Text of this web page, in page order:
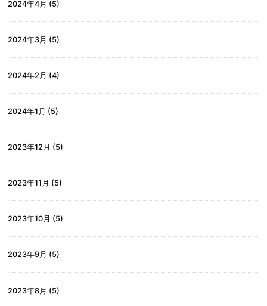
2024年4月 (5)
2024年3月 (5)
2024年2月 (4)
2024年1月 (5)
2023年12月 (5)
2023年11月 (5)
2023年10月 (5)
2023年9月 (5)
2023年8月 (5)